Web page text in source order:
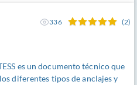
es un documento técnico que
diferentes tipos de anclajes y
336 (2)